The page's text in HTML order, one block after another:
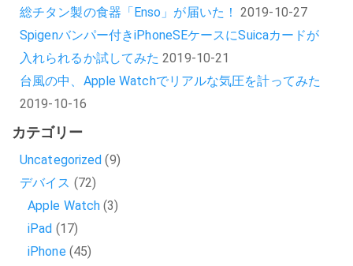
総チタン製の食器「Enso」が届いた！ 2019-10-27
Spigenバンパー付きiPhoneSEケースにSuicaカードが
入れられるか試してみた 2019-10-21
台風の中、Apple Watchでリアルな気圧を計ってみた
2019-10-16
カテゴリー
Uncategorized (9)
デバイス (72)
Apple Watch (3)
iPad (17)
iPhone(45)